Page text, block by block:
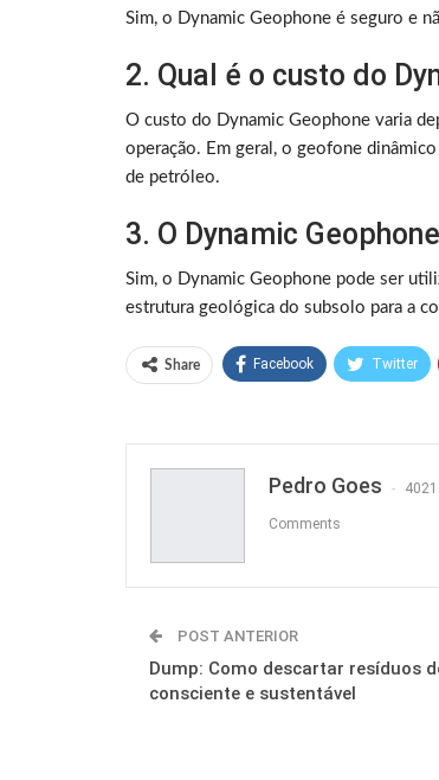
Sim, o Dynamic Geophone é seguro e
2. Qual é o custo do
O custo do Dynamic Geophone varia
operação. Em geral, o geofone
de petróleo.
3. O Dynamic
Sim, o Dynamic Geophone pode ser
estrutura geológica do subsolo para a
Share Facebook Twitter
Pedro Goes
Comments
POST ANTERIOR
Dump: Como descartar resíduos
consciente e sustentável